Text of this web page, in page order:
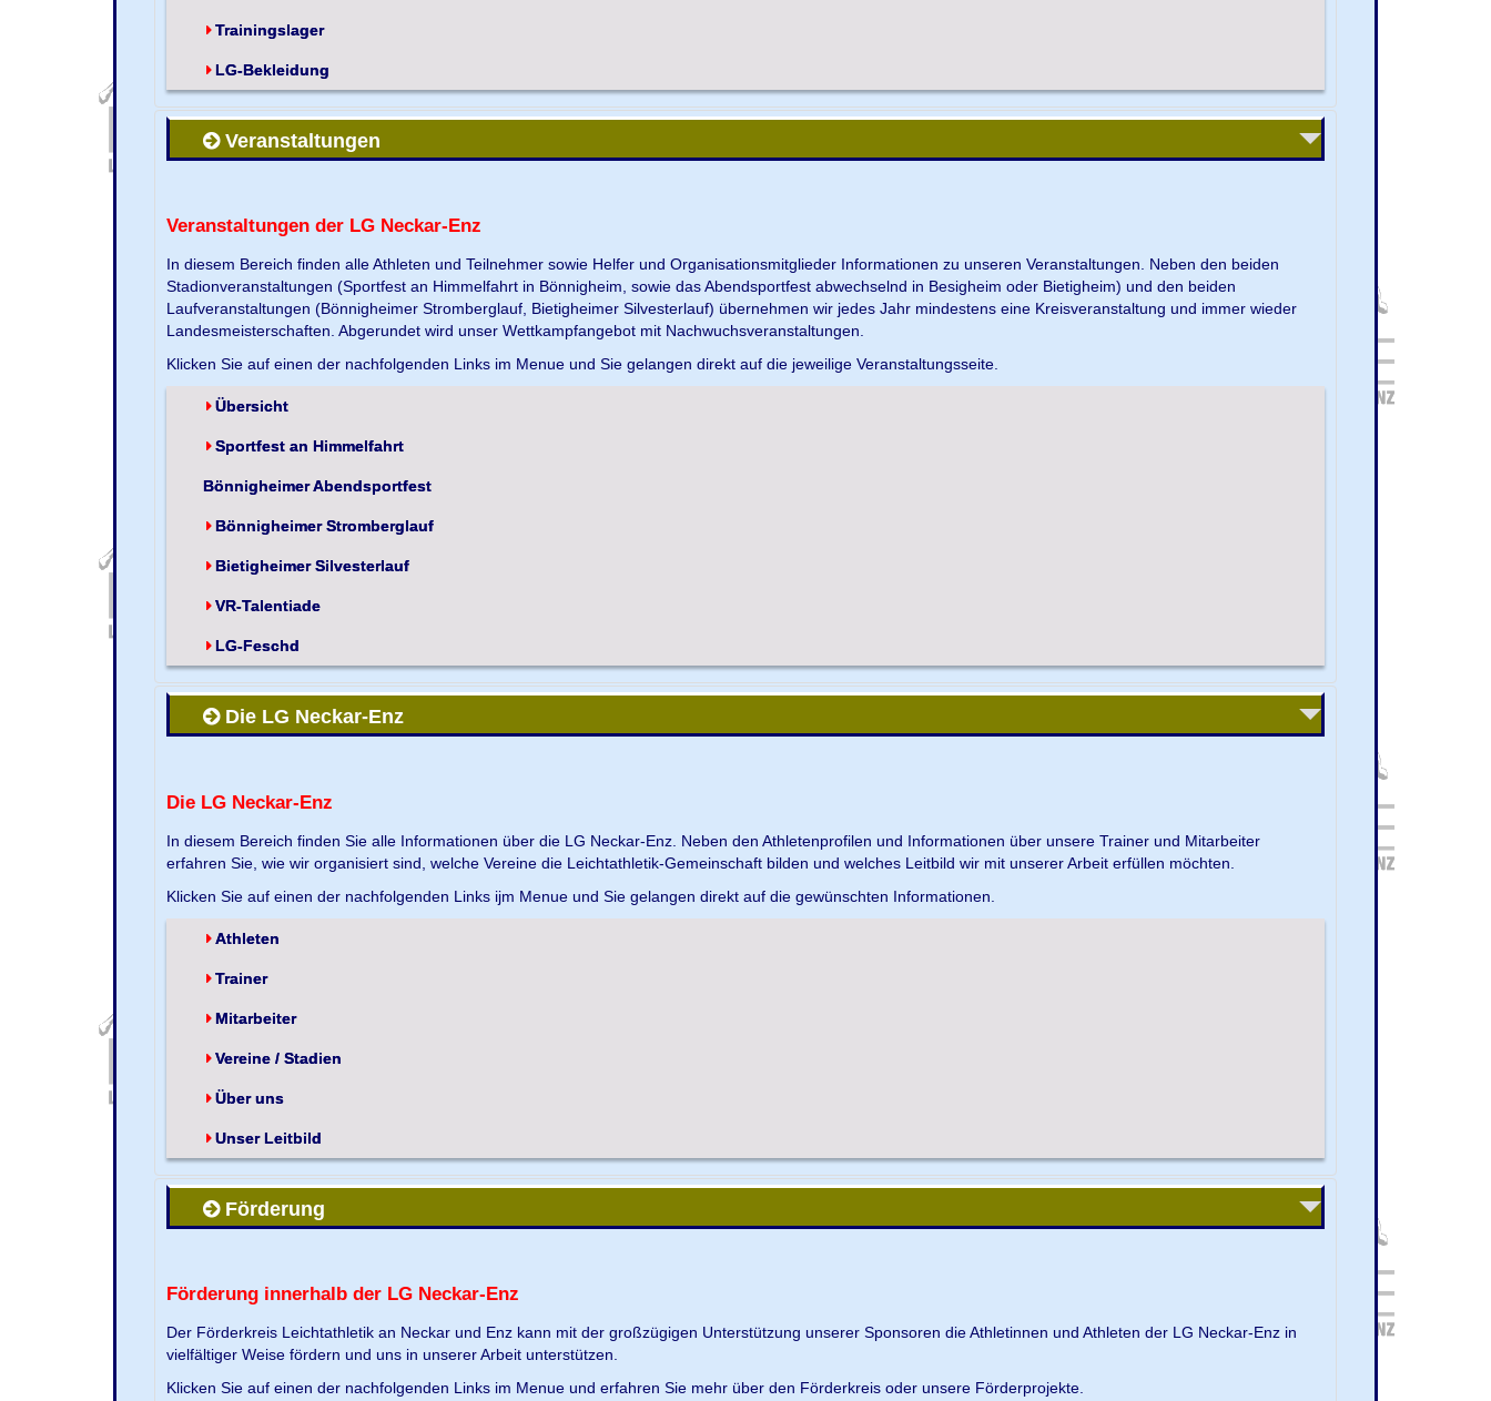
Trainingslager
LG-Bekleidung
Veranstaltungen
Veranstaltungen der LG Neckar-Enz
In diesem Bereich finden alle Athleten und Teilnehmer sowie Helfer und Organisationsmitglieder Informationen zu unseren Veranstaltungen. Neben den beiden
Stadionveranstaltungen (Sportfest an Himmelfahrt in Bönnigheim, sowie das Abendsportfest abwechselnd in Besigheim oder Bietigheim) und den beiden
Laufveranstaltungen (Bönnigheimer Stromberglauf, Bietigheimer Silvesterlauf) übernehmen wir jedes Jahr mindestens eine Kreisveranstaltung und immer wieder
Landesmeisterschaften. Abgerundet wird unser Wettkampfangebot mit Nachwuchsveranstaltungen.
Klicken Sie auf einen der nachfolgenden Links im Menue und Sie gelangen direkt auf die jeweilige Veranstaltungsseite.
Übersicht
Sportfest an Himmelfahrt
Bönnigheimer Abendsportfest
Bönnigheimer Stromberglauf
Bietigheimer Silvesterlauf
VR-Talentiade
LG-Feschd
Die LG Neckar-Enz
Die LG Neckar-Enz
In diesem Bereich finden Sie alle Informationen über die LG Neckar-Enz. Neben den Athletenprofilen und Informationen über unsere Trainer und Mitarbeiter
erfahren Sie, wie wir organisiert sind, welche Vereine die Leichtathletik-Gemeinschaft bilden und welches Leitbild wir mit unserer Arbeit erfüllen möchten.
Klicken Sie auf einen der nachfolgenden Links ijm Menue und Sie gelangen direkt auf die gewünschten Informationen.
Athleten
Trainer
Mitarbeiter
Vereine / Stadien
Über uns
Unser Leitbild
Förderung
Förderung innerhalb der LG Neckar-Enz
Der Förderkreis Leichtathletik an Neckar und Enz kann mit der großzügigen Unterstützung unserer Sponsoren die Athletinnen und Athleten der LG Neckar-Enz in
vielfältiger Weise fördern und uns in unserer Arbeit unterstützen.
Klicken Sie auf einen der nachfolgenden Links im Menue und erfahren Sie mehr über den Förderkreis oder unsere Förderprojekte.